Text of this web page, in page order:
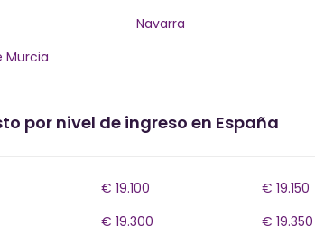
Navarra
Murcia
por nivel de ingreso en España
€ 19.100 € 19.150
€ 19.300 € 19.350